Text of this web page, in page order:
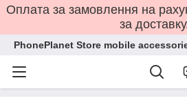
Оплата за замовлення на
за
PhonePlanet Store mobile